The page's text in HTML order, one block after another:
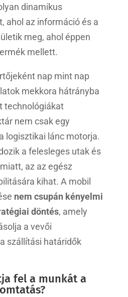
dinamikus
ahol az információ és a
meg, ahol éppen
mellett.
nap mint nap
mekkora hátrányba
technológiákat
nem csak egy
logisztikai lánc motorja.
a felesleges utak és
az az egész
kihat. A mobil
nem csupán kényelmi
döntés, amely
a vevői
szállítási határidők
fel a munkát a